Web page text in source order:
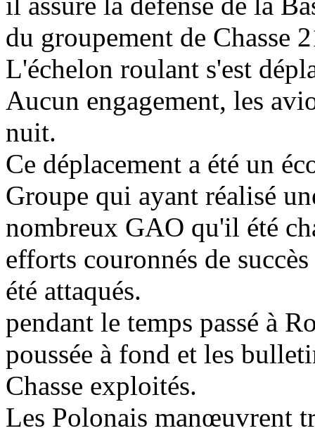
du groupement de Chasse
L'échelon roulant s'est
Aucun engagement, les
nuit.
Ce déplacement a été un
Groupe qui ayant réalisé
nombreux GAO qu'il été
efforts couronnés de
été attaqués.
pendant le temps passé à
poussée à fond et les
Chasse exploités.
Les Polonais manœuvrent